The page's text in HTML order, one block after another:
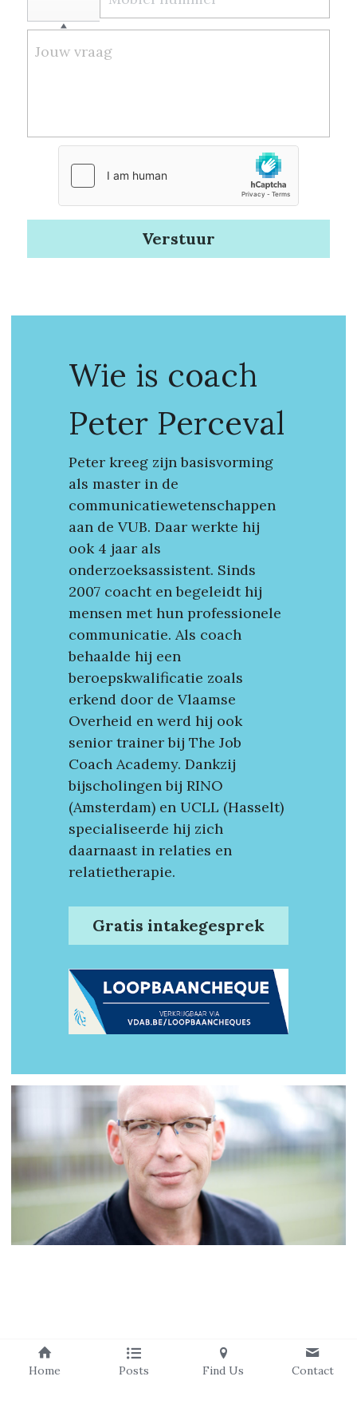
Jouw vraag
Verstuur
Wie is coach
Peter Perceval
Peter kreeg zijn basisvorming
als master in de
communicatiewetenschappen
aan de VUB. Daar werkte hij
ook 4 jaar als
onderzoeksassistent. Sinds
2007 coacht en begeleidt hij
mensen met hun professionele
communicatie. Als coach
behaalde hij een
beroepskwalificatie zoals
erkend door de Vlaamse
Overheid en werd hij ook
senior trainer bij The Job
Coach Academy. Dankzij
bijscholingen bij RINO
(Amsterdam) en UCLL (Hasselt)
specialiseerde hij zich
daarnaast in relaties en
relatietherapie.
Gratis intakegesprek
Home Posts Find Us Contact